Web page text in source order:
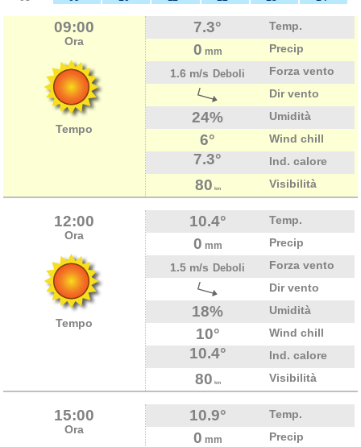
09:00
Ora
Tempo
7.3° Temp.
0 mm
Precip
1.6 m/s Deboli
Forza vento
Dir vento
24% Umidità
6° Wind chill
7.3° Ind. calore
80 km Visibilità
12:00
Ora
Tempo
10.4° Temp.
0 mm
Precip
1.5 m/s Deboli
Forza vento
Dir vento
18% Umidità
10° Wind chill
10.4° Ind. calore
80 km Visibilità
15:00
Ora
10.9° Temp.
0 mm
Precip